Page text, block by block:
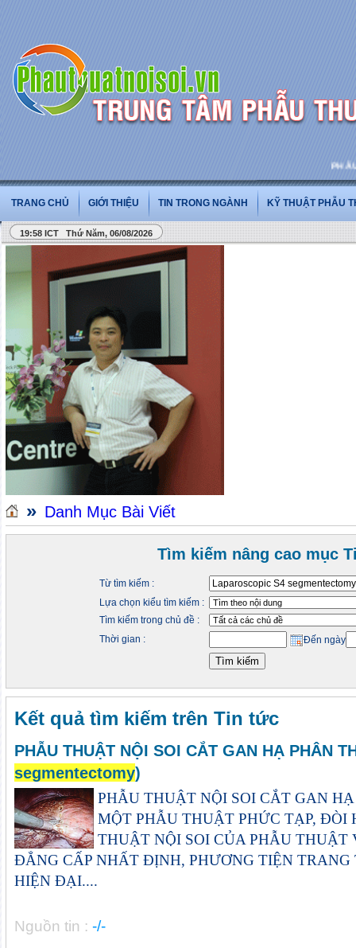
PHẪU
TRANG CHỦ GIỚI THIỆU TIN TRONG NGÀNH KỸ THUẬT PHẪU
19:58 ICT Thứ Năm, 06/08/2026
» Danh Mục Bài Viết
Tìm kiếm nâng cao mục
Từ tìm kiếm :
Lựa chọn kiểu tìm kiếm :
Tìm kiếm trong chủ đề :
Thời gian :
Đến ngày
Kết quả tìm kiếm trên Tin tức
PHẪU THUẬT NỘI SOI CẮT GAN HẠ PHÂN
segmentectomy)
PHẪU THUẬT NỘI SOI CẮT GAN
MỘT PHẪU THUẬT PHỨC TẠP, ĐÒI
THUẬT NỘI SOI CỦA PHẪU
ĐẲNG CẤP NHẤT ĐỊNH, PHƯƠNG TIỆN TRANG
HIỆN ĐẠI....
Nguồn tin : -/-